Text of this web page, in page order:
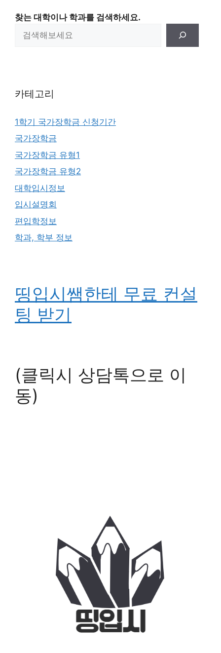
찾는 대학이나 학과를 검색하세요.
카테고리
1학기 국가장학금 신청기간
국가장학금
국가장학금 유형1
국가장학금 유형2
대학입시정보
입시설명회
편입학정보
학과, 학부 정보
띵입시쌤한테 무료 컨설
팅 받기
(클릭시 상담톡으로 이
동)